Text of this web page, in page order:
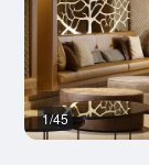
1/45